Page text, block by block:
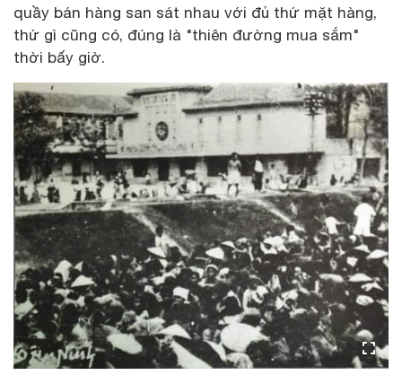
quầy bán hàng san sát nhau với đủ thứ mặt hàng,
thứ gì cũng có, đúng là "thiên đường mua sắm"
thời bấy giờ.